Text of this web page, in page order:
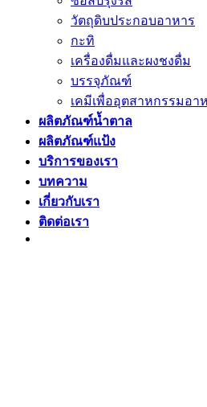
วัตถุดิบประกอบอาหาร
กะทิ
เครื่องดื่มและผงชงดื่ม
บรรจุภัณฑ์
เคมีเพื่ออุตสาหกรรมอา
ผลิตภัณฑ์น้ำตาล
ผลิตภัณฑ์แป้ง
บริการของเรา
บทความ
เกี่ยวกับเรา
ติดต่อเรา